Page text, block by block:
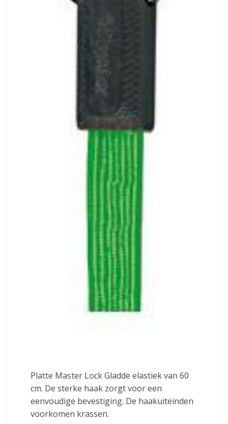
Platte Master Lock Gladde elastiek van 60
cm. De sterke haak zorgt voor een
eenvoudige bevestiging. De haakuiteinden
voorkomen krassen.